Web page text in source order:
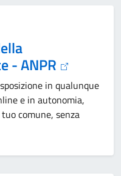
- ANPR
in qualunque
e in autonomia,
comune, senza